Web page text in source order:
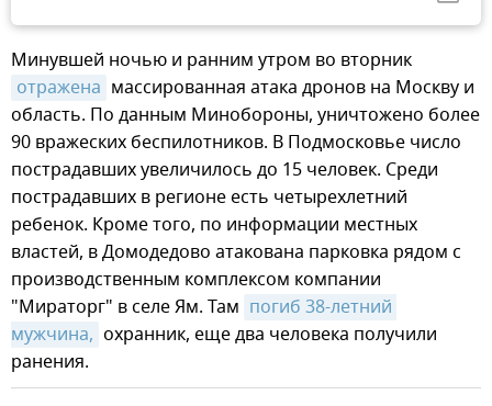
Минувшей ночью и ранним утром во вторник
отражена массированная атака дронов на Москву и
область. По данным Минобороны, уничтожено более
90 вражеских беспилотников. В Подмосковье число
пострадавших увеличилось до 15 человек. Среди
пострадавших в регионе есть четырехлетний
ребенок. Кроме того, по информации местных
властей, в Домодедово атакована парковка рядом с
производственным комплексом компании
"Мираторг" в селе Ям. Там погиб 38-летний
мужчина, охранник, еще два человека получили
ранения.